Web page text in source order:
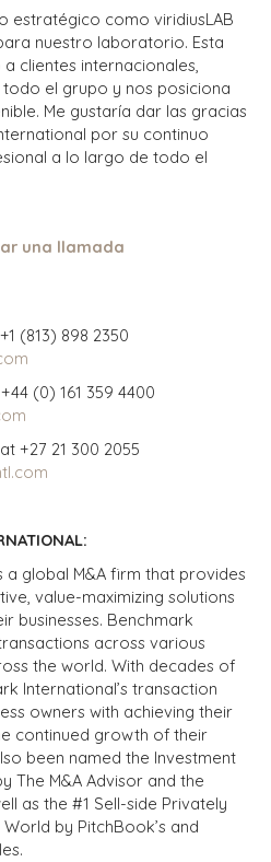
estratégico como viridiusLAB
nuestro laboratorio. Esta
clientes internacionales,
el grupo y nos posiciona
Me gustaría dar las gracias
por su continuo
a lo largo de todo el
una llamada
(813) 898 2350
(0) 161 359 4400
+27 21 300 2055
a global M&A firm that provides
value-maximizing solutions
businesses. Benchmark
across various
the world. With decades of
International’s transaction
owners with achieving their
continued growth of their
been named the Investment
The M&A Advisor and the
as the #1 Sell-side Privately
by PitchBook’s and